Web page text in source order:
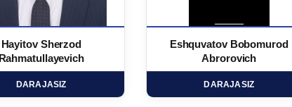
Hayitov Sherzod
Rahmatullayevich
DARAJASIZ
Eshquvatov Bobomurod
Abrorovich
DARAJASIZ